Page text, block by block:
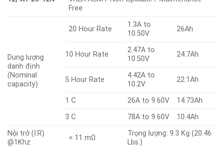
Free
Dung lượng
danh định
(Nominal
capacity)
20 Hour Rate
1.3A to
10.50V
26Ah
10 Hour Rate
2.47A to
10.50V
24.7Ah
5 Hour Rate
4.42A to
10.2V
22.1Ah
1 C 26A to 9.60V
14.73Ah
3 C
78A to 9.60V
10.4Ah
Nội trở (I.R)
@1Khz
< 11 mΩ
Trọng lượng: 9.3 Kg (20.46
Lbs.)